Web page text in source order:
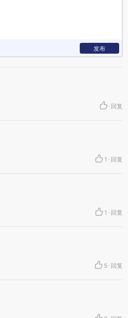
发布
· 回复
1 · 回复
1 · 回复
5 · 回复